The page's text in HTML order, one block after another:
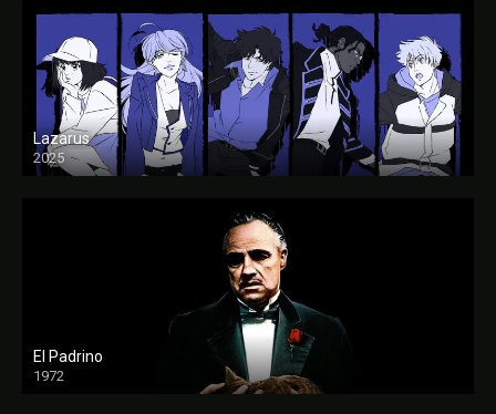
Lazarus
2025
El Padrino
1972
FULL HD